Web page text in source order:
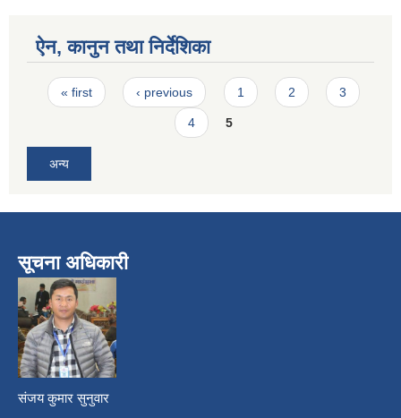
ऐन, कानुन तथा निर्देशिका
Pages
« first ‹ previous 1 2 3
4 5
अन्य
सूचना अधिकारी
संजय कुमार सुनुवार